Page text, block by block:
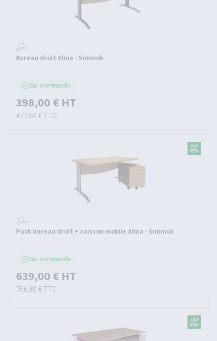
Bureau droit Alma - Simmob
Sur commande
398,00 € HT
477,60 € TTC
Pack bureau droit + caisson mobile Alma - Simmob
Sur commande
639,00 € HT
766,80 € TTC